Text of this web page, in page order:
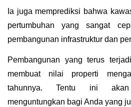
Ia juga memprediksi bahwa
pertumbuhan yang sangat
pembangunan infrastruktur dan
Pembangunan yang terus
membuat nilai properti
tahunnya. Tentu ini
menguntungkan bagi Anda yang